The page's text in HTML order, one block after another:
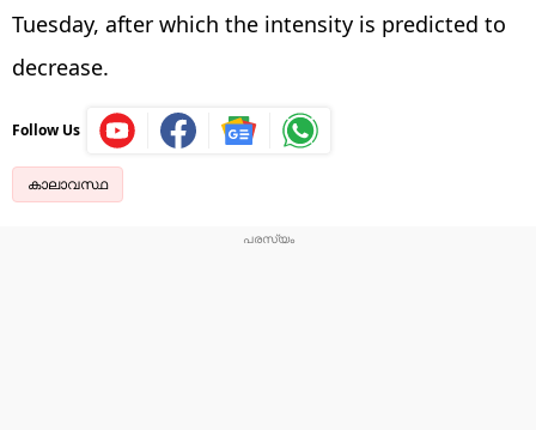
Tuesday, after which the intensity is predicted to
decrease.
Follow Us
കാലാവസ്ഥ